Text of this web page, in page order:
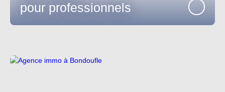
pour professionnels